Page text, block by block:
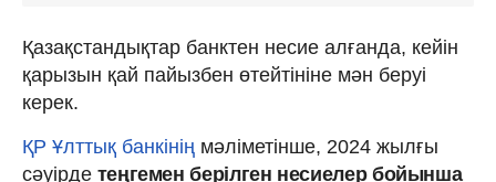
Қазақстандықтар банктен несие алғанда, кейін
қарызын қай пайызбен өтейтініне мән беруі
керек.
ҚР Ұлттық банкінің мәліметінше, 2024 жылғы
сәуірде теңгемен берілген несиелер бойынша